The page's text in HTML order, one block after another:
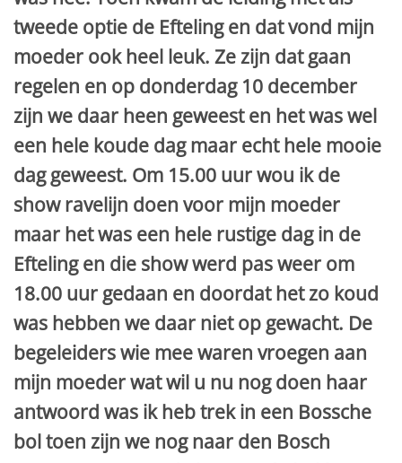
tweede optie de Efteling en dat vond mijn
moeder ook heel leuk. Ze zijn dat gaan
regelen en op donderdag 10 december
zijn we daar heen geweest en het was wel
een hele koude dag maar echt hele mooie
dag geweest. Om 15.00 uur wou ik de
show ravelijn doen voor mijn moeder
maar het was een hele rustige dag in de
Efteling en die show werd pas weer om
18.00 uur gedaan en doordat het zo koud
was hebben we daar niet op gewacht. De
begeleiders wie mee waren vroegen aan
mijn moeder wat wil u nu nog doen haar
antwoord was ik heb trek in een Bossche
bol toen zijn we nog naar den Bosch